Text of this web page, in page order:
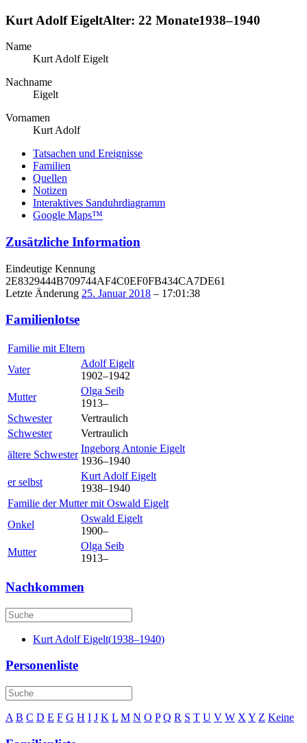
Kurt AdolfEigeltAlter: 22 Monate1938–1940
Name
Kurt AdolfEigelt
Nachname
Eigelt
Vornamen
Kurt Adolf
Tatsachen und Ereignisse
Familien
Quellen
Notizen
Interaktives Sanduhrdiagramm
Google Maps™
Zusätzliche Information
Eindeutige Kennung
2E8329444B709744AF4C0EF0FB434CA7DE61
Letzte Änderung 25. Januar 2018 – 17:01:38
Familienlotse
Familie mit Eltern
Vater
AdolfEigelt
1902–1942
Mutter
Olga Seib
1913–
Schwester
Vertraulich
Schwester
Vertraulich
ältere Schwester
Ingeborg Antonie Eigelt
1936–1940
er selbst
Kurt AdolfEigelt
1938–1940
Familie der Mutter mit Oswald Eigelt
Onkel
Oswald Eigelt
1900–
Mutter
Olga Seib
1913–
Nachkommen
Kurt AdolfEigelt(1938–1940)
Personenliste
A B C D E F G H I J K L M N O P Q R S T U V W X Y Z Keine